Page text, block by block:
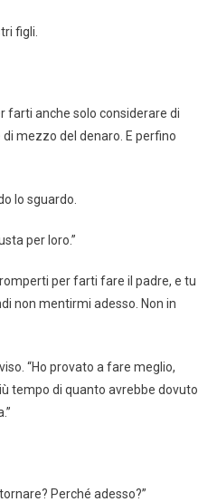
figli.
farti anche solo considerare di
mezzo del denaro. E perfino
lo sguardo.
per loro.”
per farti fare il padre, e tu
non mentirmi adesso. Non in
“Ho provato a fare meglio,
tempo di quanto avrebbe dovuto
Perché adesso?”